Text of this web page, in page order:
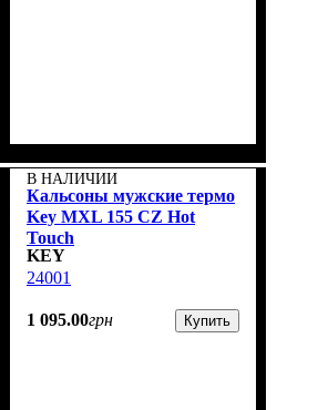
В НАЛИЧИИ
Кальсоны мужские термо
Key MXL 155 CZ Hot
Touch
KEY
24001
1 095.00грн Купить